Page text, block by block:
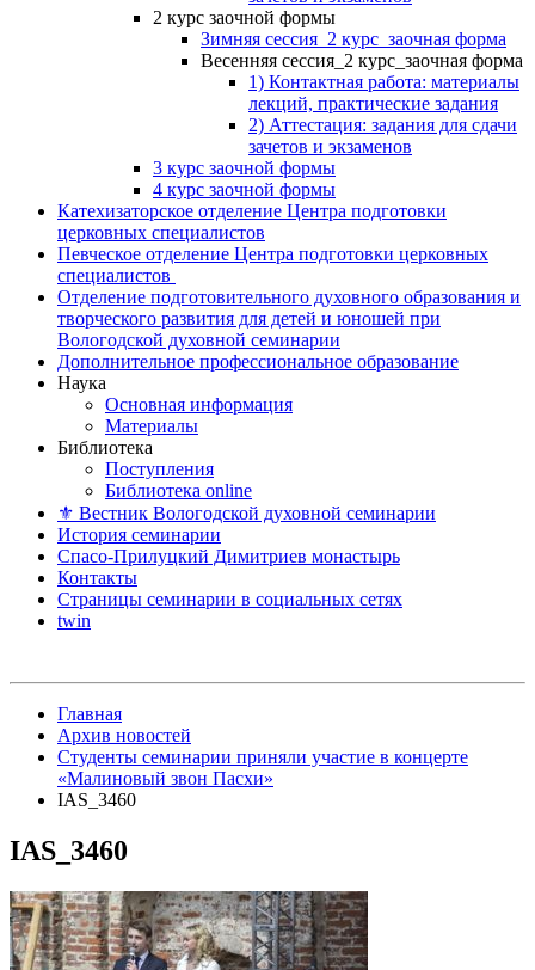
2 курс заочной формы
Зимняя сессия_2 курс_заочная форма
Весенняя сессия_2 курс_заочная форма
1) Контактная работа: материалы
лекций, практические задания
2) Аттестация: задания для сдачи
зачетов и экзаменов
3 курс заочной формы
4 курс заочной формы
Катехизаторское отделение Центра подготовки
церковных специалистов
Певческое отделение Центра подготовки церковных
специалистов
Отделение подготовительного духовного образования и
творческого развития для детей и юношей при
Вологодской духовной семинарии
Дополнительное профессиональное образование
Наука
Основная информация
Материалы
Библиотека
Поступления
Библиотека online
⚜ Вестник Вологодской духовной семинарии
История семинарии
Спасо-Прилуцкий Димитриев монастырь
Контакты
Страницы семинарии в социальных сетях
twin
Главная
Архив новостей
Студенты семинарии приняли участие в концерте
«Малиновый звон Пасхи»
IAS_3460
IAS_3460